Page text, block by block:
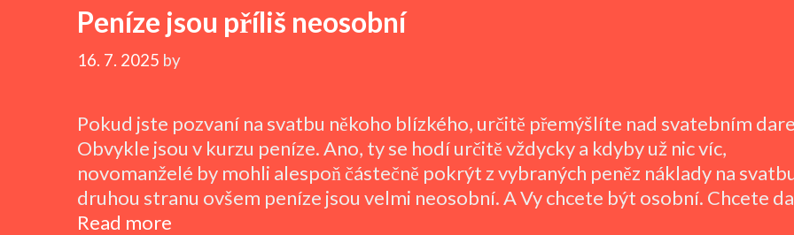
Peníze jsou příliš neosobní
16. 7. 2025 by
Pokud jste pozvaní na svatbu někoho blízkého, určitě přemýšlíte nad svatebním
Obvykle jsou v kurzu peníze. Ano, ty se hodí určitě vždycky a kdyby už nic víc,
novomanželé by mohli alespoň částečně pokrýt z vybraných peněz náklady na
druhou stranu ovšem peníze jsou velmi neosobní. A Vy chcete být osobní. Chcete
Read more